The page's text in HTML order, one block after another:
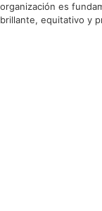
organización es
brillante, equitativo y